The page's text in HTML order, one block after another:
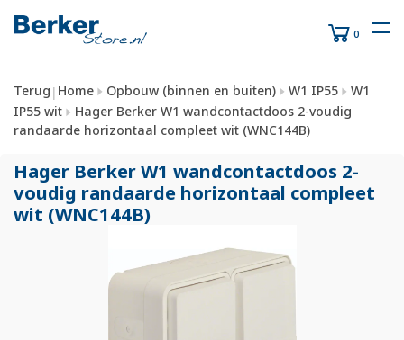
0
Terug | Home Opbouw (binnen en buiten) W1 IP55
W1
IP55 wit
Hager Berker W1 wandcontactdoos 2-voudig
randaarde horizontaal compleet wit (WNC144B)
Hager Berker W1 wandcontactdoos 2-
voudig randaarde horizontaal compleet
wit (WNC144B)